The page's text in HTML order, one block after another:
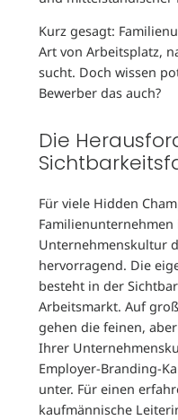
Kurz gesagt:
Art von Arbeitsplatz,
sucht. Doch wissen
Bewerber das auch?
Die
Für viele Hidden
Unternehmenskultur
hervorragend. Die
besteht in der
Arbeitsmarkt. Auf
gehen die feinen,
Ihrer
Employer-Branding-
unter. Für einen
kaufmännische